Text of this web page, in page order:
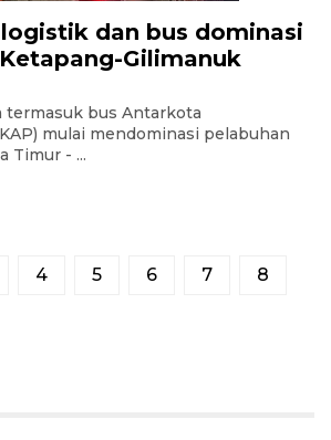
dan bus dominasi
Gilimanuk
termasuk bus Antarkota
mulai mendominasi pelabuhan
Timur - ...
4 5 6 7
8